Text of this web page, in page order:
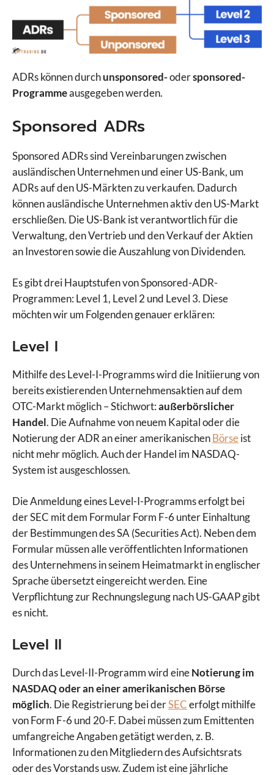
ADRs können durchunsponsored-odersponsored-
Programmeausgegeben werden.
Sponsored ADRs
Sponsored ADRs sind Vereinbarungen zwischen
ausländischen Unternehmen und einer US-Bank, um
ADRs auf den US-Märkten zu verkaufen. Dadurch
können ausländische Unternehmen aktiv den US-Markt
erschließen. Die US-Bank ist verantwortlich für die
Verwaltung, den Vertrieb und den Verkauf der Aktien
an Investoren sowie die Auszahlung von Dividenden.
Es gibt drei Hauptstufen von Sponsored-ADR-
Programmen: Level 1, Level 2 und Level 3. Diese
möchten wir um Folgenden genauer erklären:
Level I
Mithilfe des Level-I-Programms wird die Initiierung von
bereits existierenden Unternehmensaktien auf dem
OTC-Markt möglich – Stichwort:außerbörslicher
Handel. Die Aufnahme von neuem Kapital oder die
Notierung der ADR an einer amerikanischenBörseist
nicht mehr möglich. Auch der Handel im NASDAQ-
System ist ausgeschlossen.
Die Anmeldung eines Level-I-Programms erfolgt bei
der SEC mit dem Formular Form F-6 unter Einhaltung
der Bestimmungen des SA (Securities Act). Neben dem
Formular müssen alle veröffentlichten Informationen
des Unternehmens in seinem Heimatmarkt in englischer
Sprache übersetzt eingereicht werden. Eine
Verpflichtung zur Rechnungslegung nach US-GAAP gibt
es nicht.
Level II
Durch das Level-II-Programm wird eineNotierung im
NASDAQ oder an einer amerikanischen Börse
möglich. Die Registrierung bei derSECerfolgt mithilfe
von Form F-6 und 20-F. Dabei müssen zum Emittenten
umfangreiche Angaben getätigt werden, z. B.
Informationen zu den Mitgliedern des Aufsichtsrats
oder des Vorstands usw. Zudem ist eine jährliche